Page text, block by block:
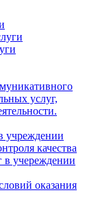
услуг,
учреждении
качества
в учереждении
оказания